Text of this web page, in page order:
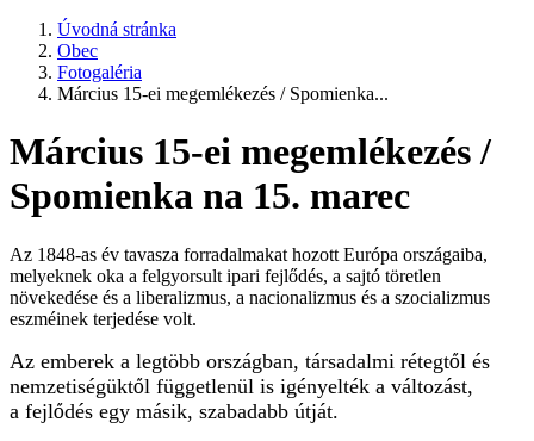
Úvodná stránka
Obec
Fotogaléria
Március 15-ei megemlékezés / Spomienka...
Március 15-ei megemlékezés /
Spomienka na 15. marec
Az 1848-as év tavasza forradalmakat hozott Európa országaiba,
melyeknek oka a felgyorsult ipari fejlődés, a sajtó töretlen
növekedése és a liberalizmus, a nacionalizmus és a szocializmus
eszméinek terjedése volt.
Az emberek a legtöbb országban, társadalmi rétegtől és
nemzetiségüktől függetlenül is igényelték a változást,
a fejlődés egy másik, szabadabb útját.